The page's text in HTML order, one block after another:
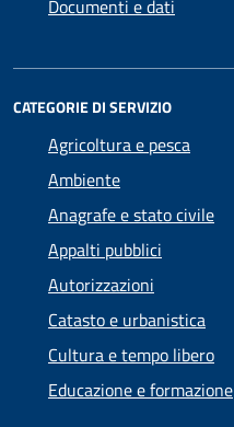
Documenti e dati
CATEGORIE DI SERVIZIO
Agricoltura e pesca
Ambiente
Anagrafe e stato civile
Appalti pubblici
Autorizzazioni
Catasto e urbanistica
Cultura e tempo libero
Educazione e formazione